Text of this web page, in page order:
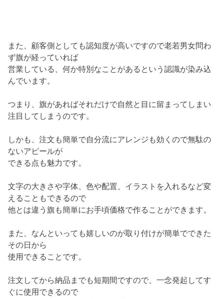
また、顧客側としても認知度が高いですので老若男女問わ
ず旗が経っていれば
営業している、何か特別なことがあるという認識が染み込
んでいます。
つまり、旗があればそれだけで自然と目に留まってしまい
注目してしまうのです。
しかも、注文も簡単で自分流にアレンジも効くので無駄の
ないアピールが
できる点も魅力です。
文字の大きさや字体、色や配置、イラストを入れるなど変
えることもできるので
他とは違う旗も簡単にお手頃価格で作ることができます。
また、なんといっても嬉しいのが取り付けが簡単でできた
その日から
使用できることです。
注文してから納品までも短期間ですので、一念発起してす
ぐに使用できるので